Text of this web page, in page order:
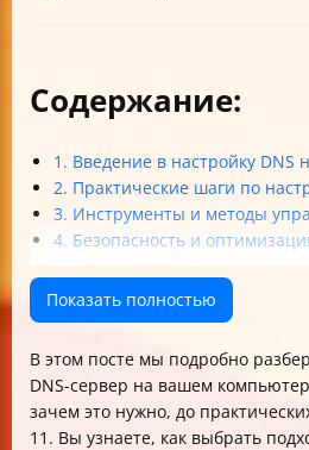
Содержание:
1. Введение в настройку DNS
2. Практические шаги по
3. Инструменты и методы
4. Безопасность и
Итог
Показать полностью
В этом посте мы подробно
DNS-сервер на вашем
зачем это нужно, до
11. Вы узнаете, как выбрать